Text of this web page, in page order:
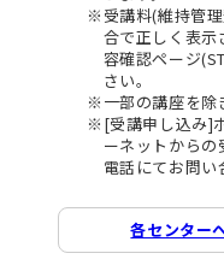
受講料(維持管
合で正しく表示
容確認ページ
さい。
一部の講座を除
[受講申し込み]
ーネットから
電話にてお問い
各センター